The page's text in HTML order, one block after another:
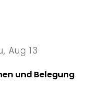
Aug 13
und Belegung